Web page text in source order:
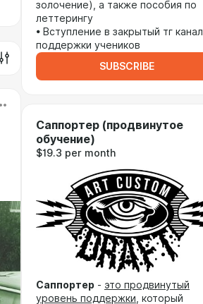
золочение), а также пособия по
леттерингу
• Вступление в закрытый тг канал
поддержки учеников
SUBSCRIBE
Саппортер (продвинутое
обучение)
$19.3 per month
Саппортер - это продвинутый
уровень поддержки , который